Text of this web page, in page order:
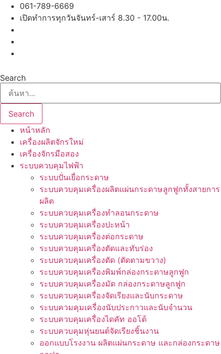
Skip
content
061-789-6669
เปิดทำการทุกวันจันทร์-เสาร์ 8.30 - 17.00น.
Search
Search
หน้าหลัก
เครื่องผลิตจักรใหม่
เครื่องจักรมือสอง
ระบบควบคุมไฟฟ้า
ระบบปั่นเยื่อกระดาษ
ระบบควบคุมเครื่องผลิตแผ่นกระดาษลูกฟูกทั้งสายการ
ผลิต
ระบบควบคุมเครื่องทำลอนกระดาษ
ระบบควบคุมเครื่องปะหน้า
ระบบควบคุมเครื่องต่อกระดาษ
ระบบควบคุมเครื่องตัดและทับร่อง
ระบบควบคุมเครื่องตัด (ตัดตามขวาง)
ระบบควบคุมเครื่องพิมพ์กล่องกระดาษลูกฟูก
ระบบควบคุมเครื่องมัด กล่องกระดาษลูกฟูก
ระบบควบคุมเครื่องจัดเรียงและนับกระดาษ
ระบบควมคุมเครื่องนับประกาวและนับจำนวน
ระบบควบคุมเครื่องไดคัท ออโต้
ระบบควบคุมหุ่นยนต์จัดเรียงชิ้นงาน
ออกแบบโรงงาน ผลิตแผ่นกระดาษ และกล่องกระดาษ